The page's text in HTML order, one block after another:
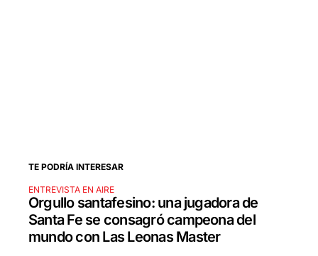
TE PODRÍA INTERESAR
ENTREVISTA EN AIRE
Orgullo santafesino: una jugadora de
Santa Fe se consagró campeona del
mundo con Las Leonas Master